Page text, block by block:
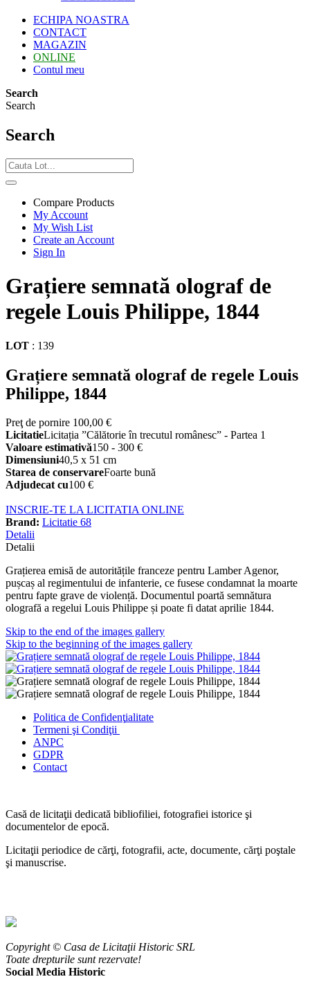
ECHIPA NOASTRA
CONTACT
MAGAZIN
ONLINE
Contul meu
Search
Search
Search
Compare Products
My Account
My Wish List
Create an Account
Sign In
Grațiere semnată olograf de
regele Louis Philippe, 1844
LOT : 139
Grațiere semnată olograf de regele Louis
Philippe, 1844
Preţ de pornire 100,00 €
LicitatieLicitația ”Călătorie în trecutul românesc” - Partea 1
Valoare estimativă150 - 300 €
Dimensiuni40,5 x 51 cm
Starea de conservareFoarte bună
Adjudecat cu100 €
INSCRIE-TE LA LICITATIA ONLINE
Brand: Licitatie 68
Detalii
Detalii
Grațierea emisă de autoritățile franceze pentru Lamber Agenor,
pușcaș al regimentului de infanterie, ce fusese condamnat la moarte
pentru fapte grave de violență. Documentul poartă semnătura
olografă a regelui Louis Philippe și poate fi datat aprilie 1844.
Skip to the end of the images gallery
Skip to the beginning of the images gallery
Politica de Confidenţialitate
Termeni şi Condiţii
ANPC
GDPR
Contact
Casă de licitaţii dedicată bibliofiliei, fotografiei istorice şi
documentelor de epocă.
Licitaţii periodice de cărţi, fotografii, acte, documente, cărţi poştale
şi manuscrise.
Copyright © Casa de Licitaţii Historic SRL
Toate drepturile sunt rezervate!
Social Media Historic